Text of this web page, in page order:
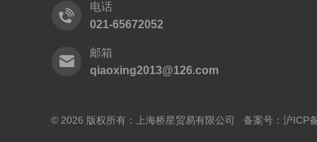
电话
021-65672052
邮箱
qiaoxing2013@126.com
© 2026 版权所有：上海桥星贸易有限公司 备案号： 沪ICP